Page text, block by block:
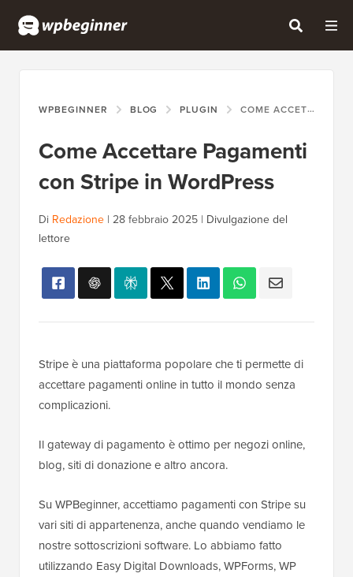
WPBEGINNER BLOG PLUGIN COME ACCETTARE PAGAMENTI CON STRIPE IN WORDPRESS
Come Accettare Pagamenti
con Stripe in WordPress
Di Redazione | 28 febbraio 2025 | Divulgazione del
lettore
Stripe è una piattaforma popolare che ti permette di
accettare pagamenti online in tutto il mondo senza
complicazioni.
Il gateway di pagamento è ottimo per negozi online,
blog, siti di donazione e altro ancora.
Su WPBeginner, accettiamo pagamenti con Stripe su
vari siti di appartenenza, anche quando vendiamo le
nostre sottoscrizioni software. Lo abbiamo fatto
utilizzando Easy Digital Downloads, WPForms, WP